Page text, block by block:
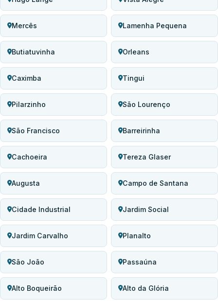
Mercês Lamenha Pequena
Butiatuvinha Orleans
Caximba Tingui
Pilarzinho São Lourenço
São Francisco Barreirinha
Cachoeira Tereza Glaser
Augusta Campo de Santana
Cidade Industrial Jardim Social
Jardim Carvalho Planalto
São João Passaúna
Alto Boqueirão Alto da Glória